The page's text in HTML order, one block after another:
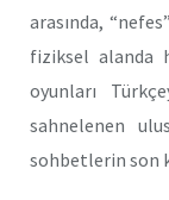
arasında,
fiziksel alanda
oyunları
sahnelenen
sohbetlerin son